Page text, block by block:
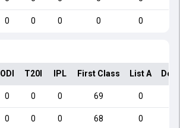
0 0 0 0 0
ODI T20I IPL First Class List A
0 0 0 69 0
0 0 0 68 0